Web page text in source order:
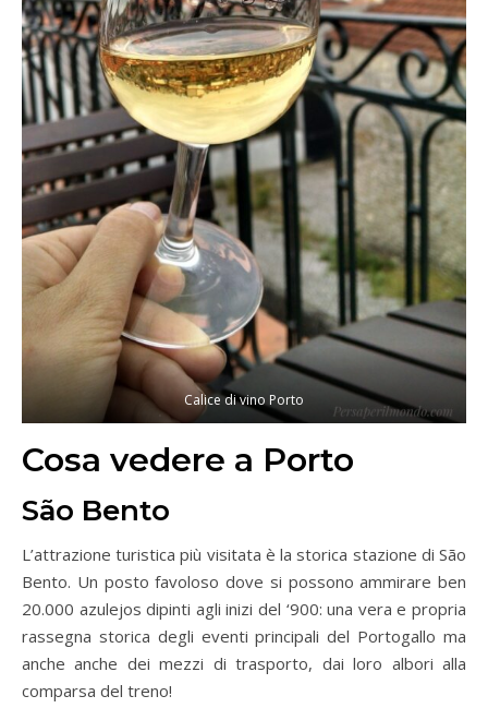
Calice di vino Porto
Cosa vedere a Porto
São Bento
L’attrazione turistica più visitata è la storica stazione di São
Bento. Un posto favoloso dove si possono ammirare ben
20.000 azulejos dipinti agli inizi del ‘900: una vera e propria
rassegna storica degli eventi principali del Portogallo ma
anche anche dei mezzi di trasporto, dai loro albori alla
comparsa del treno!